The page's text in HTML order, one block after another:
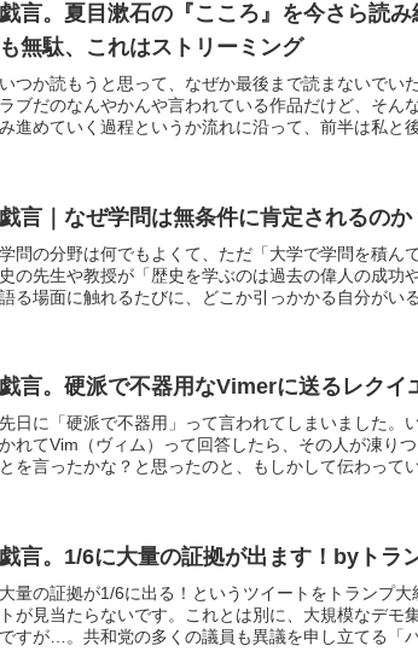
戯言。夏目漱石の『こころ』を今さら読
も無駄、これはストリーミング
いつか読もうと思って、なぜか最後まで読まないでい
ラブだのなんやかんや言われている作品だけど、そん
み進めていく過程というか流れに沿って、前半は私と
戯言｜なぜ学問は無条件に肯定されるのか
学問の分野は何でもよくて、ただ「大学で学問を積ん
史の先生や教授が「歴史を学ぶのは過去の偉人の成功
語る場面に触れるたびに、どこか引っかかる自分がい
戯言。硬派で不器用なVimerに送るレクイ
先日に「硬派で不器用」って言われてしまいました。
かれてVim（ヴィム）って回答したら、その人が凍り
とを言ったかな？と思ったのと、もしかして伝わって
戯言。1/6に大量の証拠が出ます！byトラ
大量の証拠が1/6に出る！というツイートをトランプ
トが見当たらないです。これとは別に、大規模なデモ
ですが…。共和党の多くの議員も異議を申し立てる「